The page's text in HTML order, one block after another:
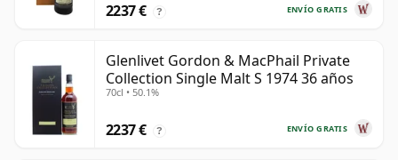
ENVÍO GRATIS
2237 € ?
Glenlivet Gordon & MacPhail Private
Collection Single Malt S 1974 36 años
70cl • 50.1%
ENVÍO GRATIS
2237 € ?